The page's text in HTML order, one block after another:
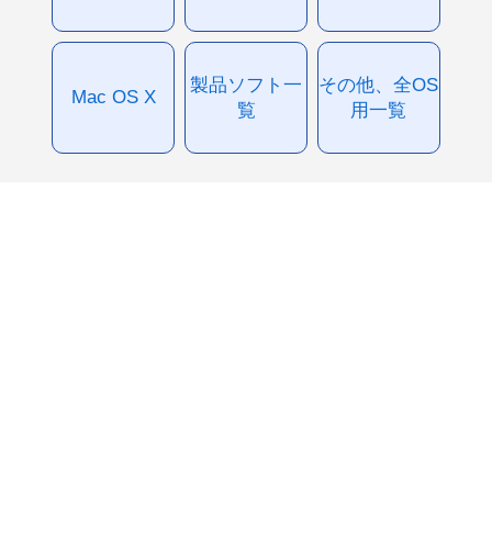
Mac OS X
製品ソフト一
覧
その他、全OS
用一覧